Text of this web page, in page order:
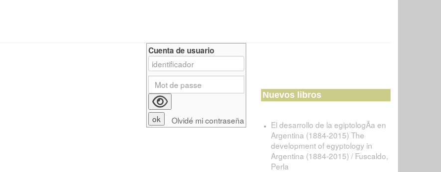
Cuenta de usuario
Olvidé mi contraseña
Nuevos libros
El desarrollo de la egiptologÃ­a en
Argentina (1884-2015) The
development of egyptology in
Argentina (1884-2015) / Fuscaldo,
Perla